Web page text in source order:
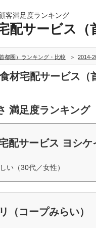
客満足度ランキング
配サービス（
都圏）ランキング・比較 2014-
食材宅配サービス
満足度ランキング
配サービス ヨシケ
い（30代／女性）
（コープみらい）